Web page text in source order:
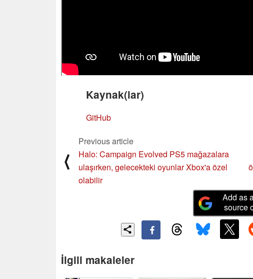
Kaynak(lar)
GitHub
⟨
Previous article
Halo: Campaign Evolved PS5 mağazalara
ulaşırken, gelecekteki oyunlar Xbox'a özel
olabilir
Add as
source
İlgili makaleler